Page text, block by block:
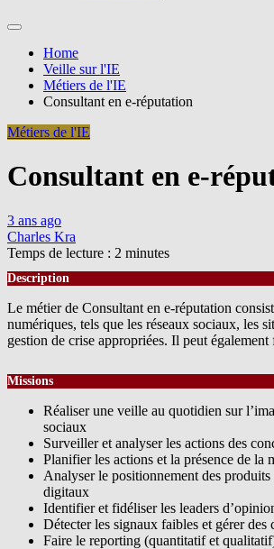
Home
Veille sur l'IE
Métiers de l'IE
Consultant en e-réputation
Métiers de l'IE
Consultant en e-
3 ans ago
Charles Kra
Temps de lecture : 2 minutes
Description
Le métier de Consultant en e-réputation
numériques, tels que les réseaux sociaux, les
gestion de crise appropriées. Il peut
Missions
Réaliser une veille au quotidien sur
sociaux
Surveiller et analyser les actions des
Planifier les actions et la présence de la
Analyser le positionnement des produits
digitaux
Identifier et fidéliser les leaders
Détecter les signaux faibles et gérer des
Faire le reporting (quantitatif et